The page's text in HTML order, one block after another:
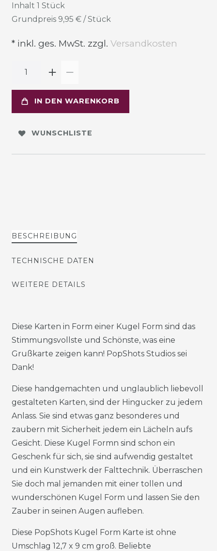
Inhalt 1 Stück
Grundpreis 9,95 € / Stück
* inkl. ges. MwSt. zzgl. Versandkosten
IN DEN WARENKORB
WUNSCHLISTE
BESCHREIBUNG
TECHNISCHE DATEN
WEITERE DETAILS
Diese Karten in Form einer Kugel Form sind das
Stimmungsvollste und Schönste, was eine
Grußkarte zeigen kann! PopShots Studios sei
Dank!
Diese handgemachten und unglaublich liebevoll
gestalteten Karten, sind der Hingucker zu jedem
Anlass. Sie sind etwas ganz besonderes und
zaubern mit Sicherheit jedem ein Lächeln aufs
Gesicht. Diese Kugel Formn sind schon ein
Geschenk für sich, sie sind aufwendig gestaltet
und ein Kunstwerk der Falttechnik. Überraschen
Sie doch mal jemanden mit einer tollen und
wunderschönen Kugel Form und lassen Sie den
Zauber in seinen Augen aufleben.
Diese PopShots Kugel Form Karte ist ohne
Umschlag 12,7 x 9 cm groß. Beliebte